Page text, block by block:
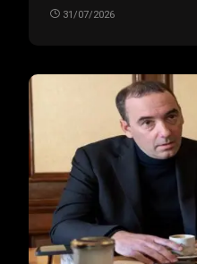
31/07/2026